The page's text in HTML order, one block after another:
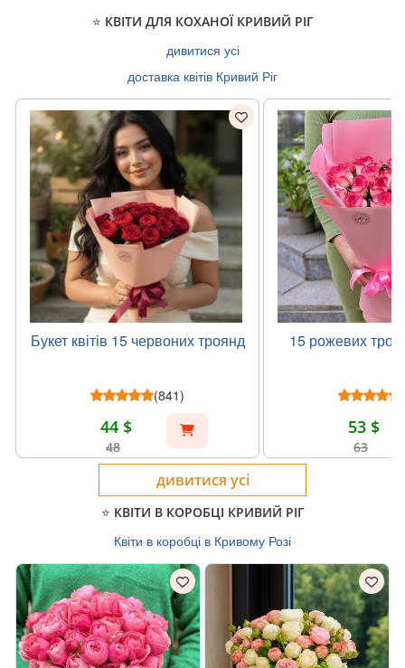
⭐ КВІТИ ДЛЯ КОХАНОЇ КРИВИЙ РІГ
дивитися усі
доставка квітів Кривий Ріг
Букет квітів 15 червоних троянд
(841)
44 $
48
15 рожевих
53 $
63
дивитися усі
⭐ КВІТИ В КОРОБЦІ КРИВИЙ РІГ
Квіти в коробці в Кривому Розі